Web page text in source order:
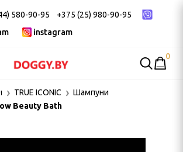
580-90-95
+375 (25) 980-90-95
instagram
0
TRUE ICONIC
Шампуни
Beauty Bath